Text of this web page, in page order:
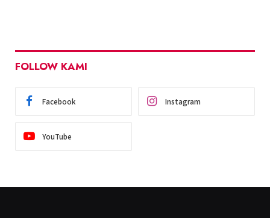
FOLLOW KAMI
Facebook Instagram
YouTube